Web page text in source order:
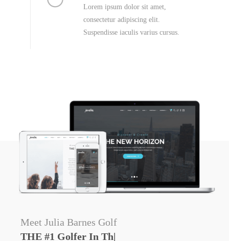
Lorem ipsum dolor sit amet,
consectetur adipiscing elit.
Suspendisse iaculis varius cursus.
Meet Julia Barnes Golf
THE #1 Golfer In The World!